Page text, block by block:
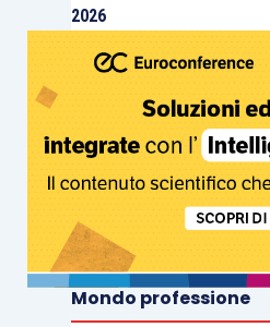
2026
Mondo professione